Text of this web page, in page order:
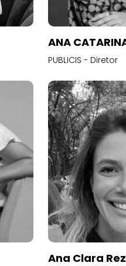
ANA
PUBLICIS - Diretor
Ana Clara